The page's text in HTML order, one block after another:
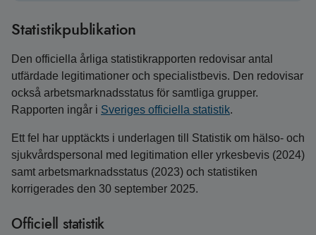
Statistikpublikation
Den officiella årliga statistikrapporten redovisar antal
utfärdade legitimationer och specialistbevis. Den redovisar
också arbetsmarknadsstatus för samtliga grupper.
Rapporten ingår i Sveriges officiella statistik.
Ett fel har upptäckts i underlagen till Statistik om hälso- och
sjukvårdspersonal med legitimation eller yrkesbevis (2024)
samt arbetsmarknadsstatus (2023) och statistiken
korrigerades den 30 september 2025.
Officiell statistik